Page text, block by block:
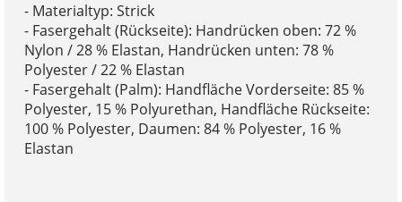
- Materialtyp: Strick
- Fasergehalt (Rückseite): Handrücken oben: 72 %
Nylon / 28 % Elastan, Handrücken unten: 78 %
Polyester / 22 % Elastan
- Fasergehalt (Palm): Handfläche Vorderseite: 85 %
Polyester, 15 % Polyurethan, Handfläche Rückseite:
100 % Polyester, Daumen: 84 % Polyester, 16 %
Elastan